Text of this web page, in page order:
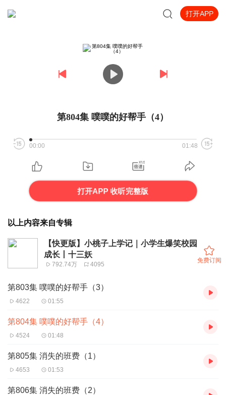
打开APP
第804集 噗噗的好帮手（4）
00:00 01:48
打开APP 收听完整版
以上内容来自专辑
【快更版】小桃子上学记｜小学生爆笑校园
成长丨十三妖
792.74万 4095
免费订阅
第803集 噗噗的好帮手（3）
4622 01:55
第804集 噗噗的好帮手（4）
4524 01:48
第805集 消失的班费（1）
4653 01:53
第806集 消失的班费（2）